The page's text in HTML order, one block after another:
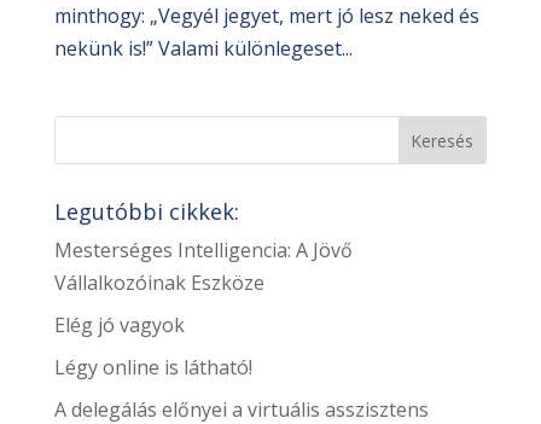
minthogy: „Vegyél jegyet, mert jó lesz neked és
nekünk is!” Valami különlegeset...
Legutóbbi cikkek:
Mesterséges Intelligencia: A Jövő
Vállalkozóinak Eszköze
Elég jó vagyok
Légy online is látható!
A delegálás előnyei a virtuális asszisztens